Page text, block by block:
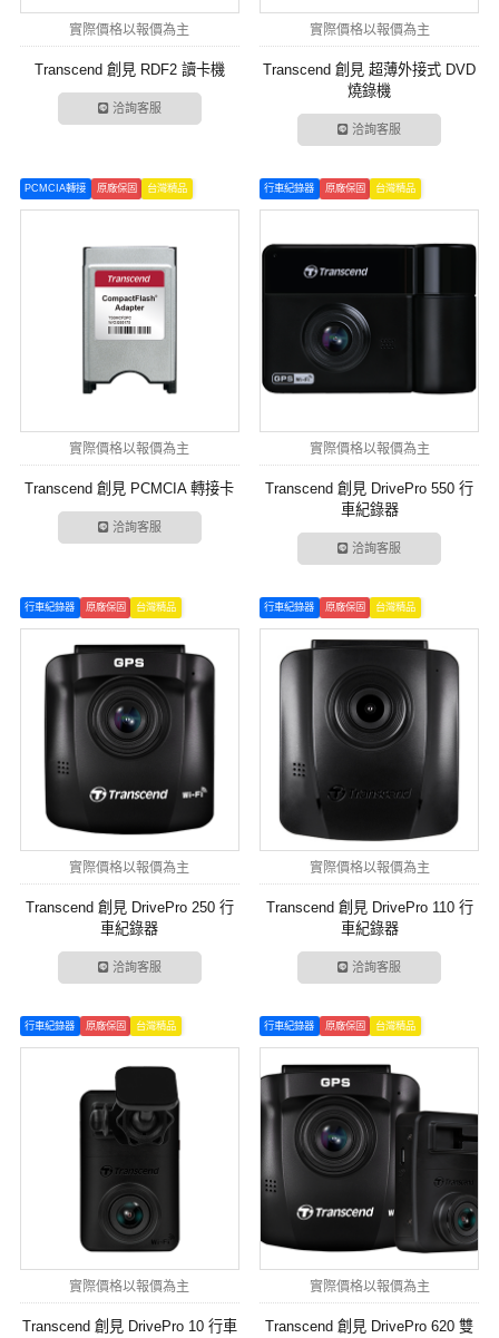
實際價格以報價為主
Transcend 創見 RDF2 讀卡機
洽詢客服
實際價格以報價為主
Transcend 創見 超薄外接式 DVD
燒錄機
洽詢客服
PCMCIA轉接 原廠保固 台灣精品
實際價格以報價為主
Transcend 創見 PCMCIA 轉接卡
洽詢客服
行車紀錄器 原廠保固 台灣精品
實際價格以報價為主
Transcend 創見 DrivePro 550 行
車紀錄器
洽詢客服
行車紀錄器 原廠保固 台灣精品
實際價格以報價為主
Transcend 創見 DrivePro 250 行
車紀錄器
洽詢客服
行車紀錄器 原廠保固 台灣精品
實際價格以報價為主
Transcend 創見 DrivePro 110 行
車紀錄器
洽詢客服
行車紀錄器 原廠保固 台灣精品
實際價格以報價為主
Transcend 創見 DrivePro 10 行車
行車紀錄器 原廠保固 台灣精品
實際價格以報價為主
Transcend 創見 DrivePro 620 雙